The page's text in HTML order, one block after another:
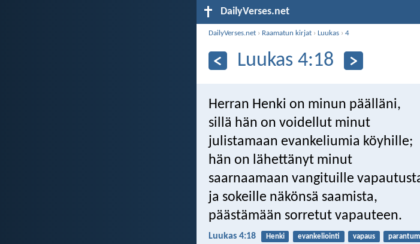
DailyVerses.net
DailyVerses.net › Raamatun kirjat ›Luukas ›4
Luukas 4:18
Herran Henki on minun päälläni,
sillä hän on voidellut minut
julistamaan evankeliumia köyhille;
hän on lähettänyt minut
saarnaamaan vangituille
ja sokeille näkönsä saamista,
päästämään sorretut vapauteen.
Luukas 4:18 Henki evankeliointi vapaus